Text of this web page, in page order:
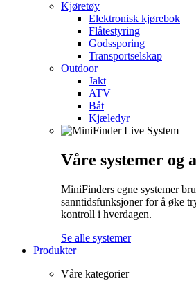
Kjøretøy
Elektronisk kjørebok
Flåtestyring
Godssporing
Transportselskap
Outdoor
Jakt
ATV
Båt
Kjæledyr
Våre systemer og
MiniFinders egne systemer
sanntidsfunksjoner for å øke
kontroll i hverdagen.
Se alle systemer
Produkter
Våre kategorier